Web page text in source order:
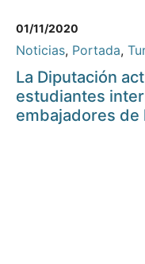
01/11/2020
Noticias, Portada,
La Diputación
estudiantes
embajadores de